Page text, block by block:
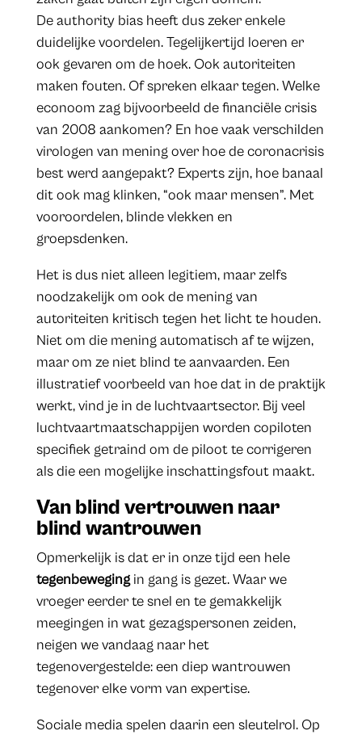
De authority bias heeft dus zeker enkele
duidelijke voordelen. Tegelijkertijd loeren er
ook gevaren om de hoek. Ook autoriteiten
maken fouten. Of spreken elkaar tegen. Welke
econoom zag bijvoorbeeld de financiële crisis
van 2008 aankomen? En hoe vaak verschilden
virologen van mening over hoe de coronacrisis
best werd aangepakt? Experts zijn, hoe banaal
dit ook mag klinken, “ook maar mensen”. Met
vooroordelen, blinde vlekken en
groepsdenken.
Het is dus niet alleen legitiem, maar zelfs
noodzakelijk om ook de mening van
autoriteiten kritisch tegen het licht te houden.
Niet om die mening automatisch af te wijzen,
maar om ze niet blind te aanvaarden. Een
illustratief voorbeeld van hoe dat in de praktijk
werkt, vind je in de luchtvaartsector. Bij veel
luchtvaartmaatschappijen worden copiloten
specifiek getraind om de piloot te corrigeren
als die een mogelijke inschattingsfout maakt.
Van blind vertrouwen naar
blind wantrouwen
Opmerkelijk is dat er in onze tijd een hele
tegenbewegingin gang is gezet. Waar we
vroeger eerder te snel en te gemakkelijk
meegingen in wat gezagspersonen zeiden,
neigen we vandaag naar het
tegenovergestelde: een diep wantrouwen
tegenover elke vorm van expertise.
Sociale media spelen daarin een sleutelrol. Op